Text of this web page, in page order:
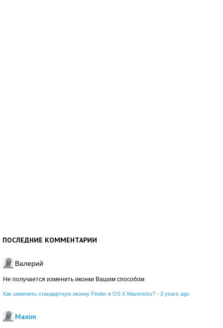
ПОСЛЕДНИЕ КОММЕНТАРИИ
Валерий
Не получается изменить иконки Вашим способом
Как заменить стандартную иконку Finder в OS X Mavericks? · 3 years ago
Maxim